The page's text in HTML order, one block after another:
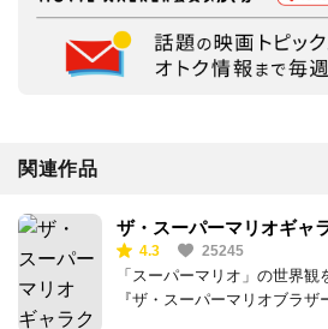
関連作品
ザ・スーパーマリオギャ
4.3 25245
「スーパーマリオ」の世界
『ザ・スーパーマリオブラ